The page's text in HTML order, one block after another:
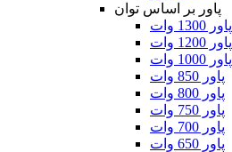
پاور بر اساس توان
پاور 1300 وات
پاور 1200 وات
پاور 1000 وات
پاور 850 وات
پاور 800 وات
پاور 750 وات
پاور 700 وات
پاور 650 وات